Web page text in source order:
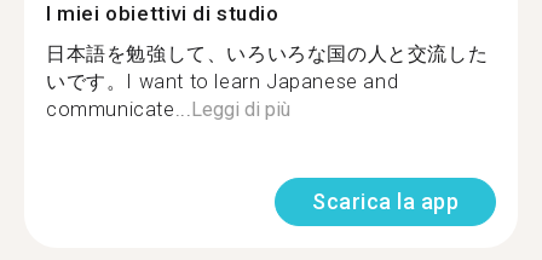
I miei obiettivi di studio
日本語を勉強して、いろいろな国の人と交流した
いです。I want to learn Japanese and
communicate...Leggi di più
Scarica la app